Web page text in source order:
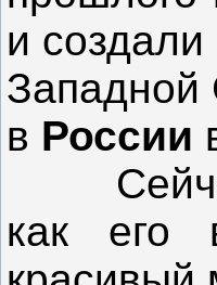
и
Западной
в России
Сейчас
как его